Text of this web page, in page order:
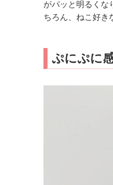
がパッと明るくな
ちろん、ねこ好き
ぷにぷに